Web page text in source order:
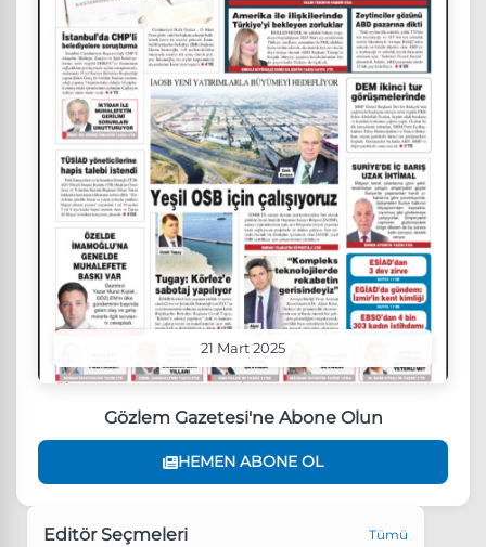
21 Mart 2025
Gözlem Gazetesi'ne Abone Olun
HEMEN ABONE OL
Editör Seçmeleri Tümü